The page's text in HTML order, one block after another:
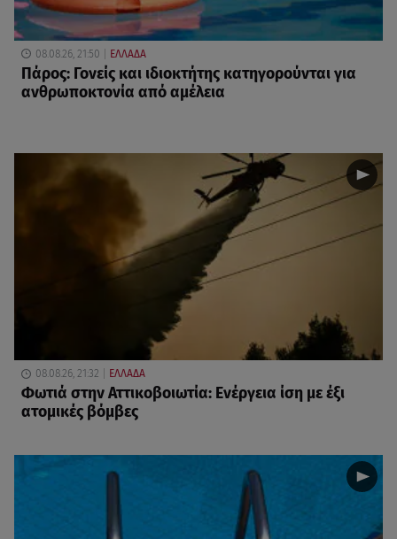
08.08.26, 21:50 ΕΛΛΑΔΑ
Πάρος: Γονείς και ιδιοκτήτης κατηγορούνται για
ανθρωποκτονία από αμέλεια
08.08.26, 21:32 ΕΛΛΑΔΑ
Φωτιά στην Αττικοβοιωτία: Ενέργεια ίση με έξι
ατομικές βόμβες